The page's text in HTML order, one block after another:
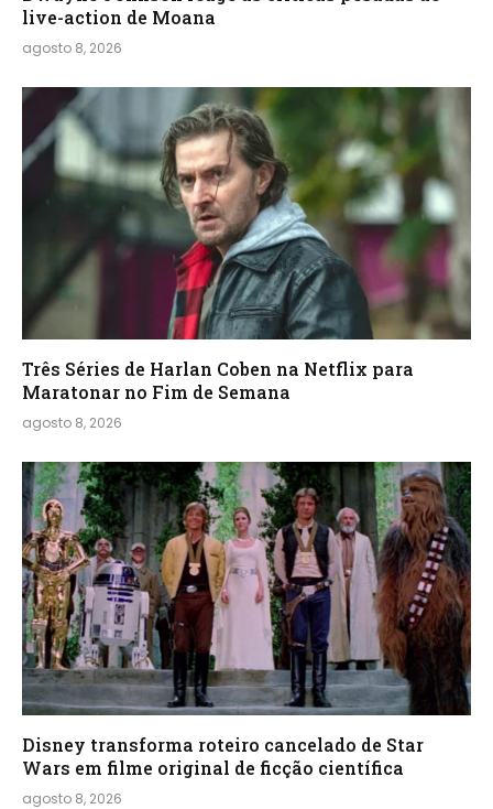
live-action de Moana
agosto 8, 2026
Três Séries de Harlan Coben na Netflix para
Maratonar no Fim de Semana
agosto 8, 2026
Disney transforma roteiro cancelado de Star
Wars em filme original de ficção científica
agosto 8, 2026